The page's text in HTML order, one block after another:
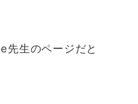
先生のページだと